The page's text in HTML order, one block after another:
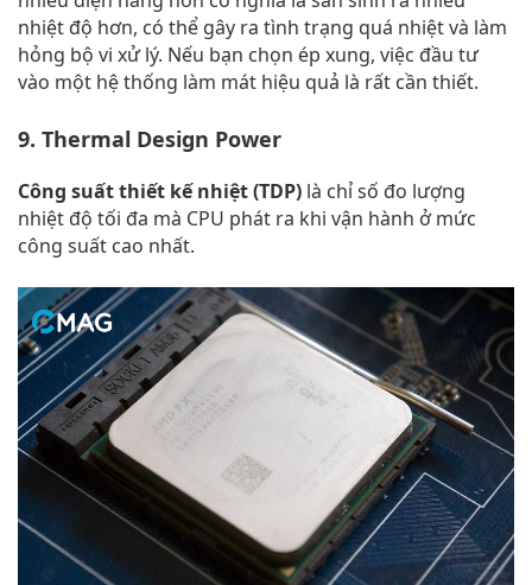
nhiệt độ hơn, có thể gây ra tình trạng quá nhiệt và làm
hỏng bộ vi xử lý. Nếu bạn chọn ép xung, việc đầu tư
vào một hệ thống làm mát hiệu quả là rất cần thiết.
9. Thermal Design Power
Công suất thiết kế nhiệt (TDP) là chỉ số đo lượng
nhiệt độ tối đa mà CPU phát ra khi vận hành ở mức
công suất cao nhất.